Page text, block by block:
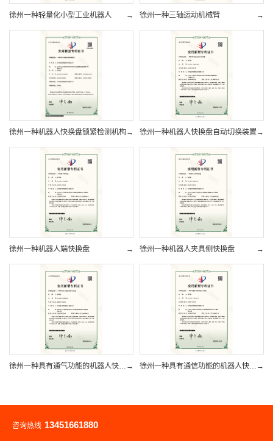
→
徐州一种轻量化小型工业机器人 →
徐州一种三轴运动机械臂
→
徐州一种机器人快换盘锁紧检测机构 →
徐州一种机器人快换盘自动切换装置
→
徐州一种机器人端快换盘 →
徐州一种机器人夹具侧快换盘
→
徐州一种具有通气功能的机器人快换盘 →
徐州一种具有通信功能的机器人快换盘
咨询热线 13451661880